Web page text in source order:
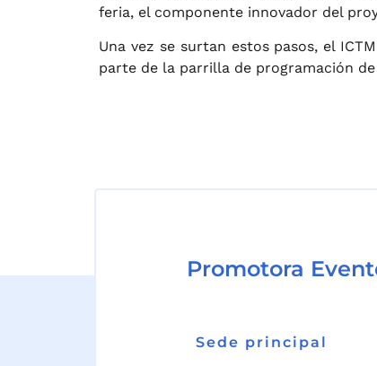
feria, el componente innovador del
Una vez se surtan estos pasos, el
parte de la parrilla de programación
Promotora
Sede principal